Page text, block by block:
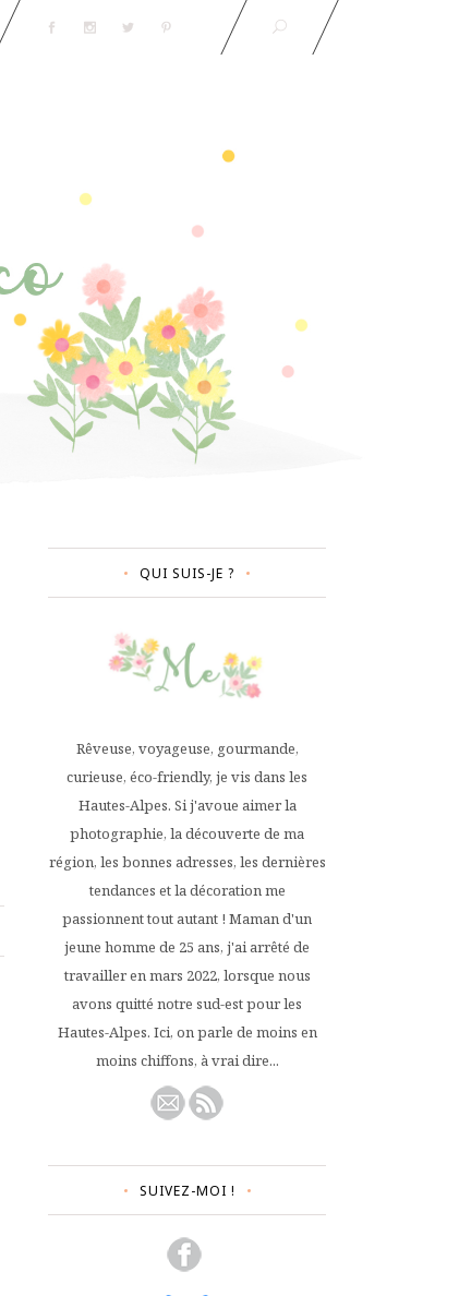
QUI SUIS-JE ?
Rêveuse, voyageuse, gourmande,
curieuse, éco-friendly, je vis dans les
Hautes-Alpes. Si j'avoue aimer la
photographie, la découverte de ma
région, les bonnes adresses, les dernières
tendances et la décoration me
passionnent tout autant ! Maman d'un
jeune homme de 25 ans, j'ai arrêté de
travailler en mars 2022, lorsque nous
avons quitté notre sud-est pour les
Hautes-Alpes. Ici, on parle de moins en
moins chiffons, à vrai dire...
SUIVEZ-MOI !